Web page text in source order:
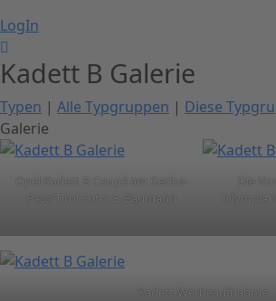
LogIn
Kadett B Galerie
Typen | Alle Typgruppen | Diese
Galerie
Opel Kadett B Coupé am Gerlos-
Pass/Tirol Foto: E. Baumann
Die
Olympia
Kadett-Werbeaufnahme